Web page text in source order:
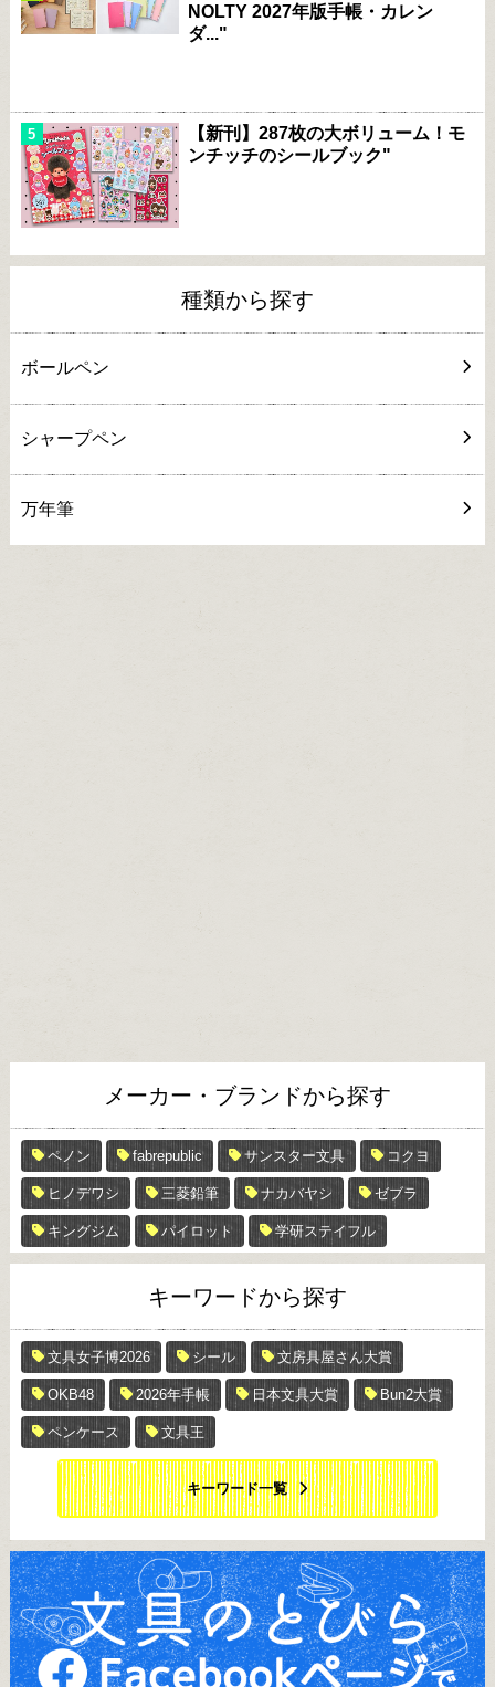
NOLTY 2027年版手帳・カレン
ダ..."
【新刊】287枚の大ボリューム！モ
ンチッチのシールブック"
種類から探す
ボールペン
シャープペン
万年筆
メーカー・ブランドから探す
ペノン fabrepublic サンスター文具 コクヨ
ヒノデワシ 三菱鉛筆 ナカバヤシ ゼブラ
キングジム パイロット 学研ステイフル
キーワードから探す
文具女子博2026 シール 文房具屋さん大賞
OKB48 2026年手帳 日本文具大賞 Bun2大賞
ペンケース 文具王
キーワード一覧